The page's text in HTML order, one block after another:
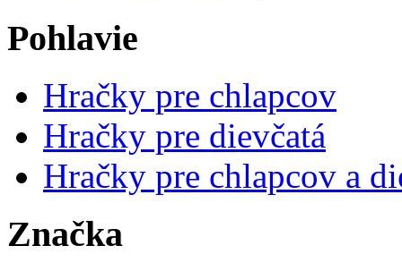
Pohlavie
Hračky pre chlapcov
Hračky pre dievčatá
Hračky pre chlapcov a
Značka